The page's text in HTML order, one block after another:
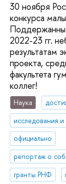
30 ноября
конкурса
2022-23 гг.
результатам
проекта,
факультета
коллег!
Наука
исследования и
официально
репортаж о
гранты РНФ